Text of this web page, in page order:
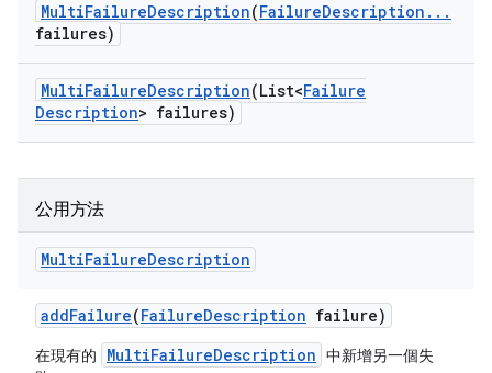
MultiFailureDescription(FailureDescription . . .
failures)
MultiFailureDescription(List<Failure
Description> failures)
公用方法
MultiFailureDescription
addFailure(FailureDescription failure)
在現有的 MultiFailureDescription 中新增另一個失